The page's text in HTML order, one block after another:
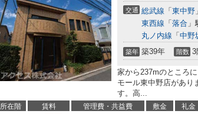
交通 総武線 「 東中野
東西線 「 落合
丸ノ内線 「 中野
築年 築39年 階数 3
家から237mのところ
モール東中野店があり
す。高...
所在階 賃料 管理費・共益費 敷金 礼金